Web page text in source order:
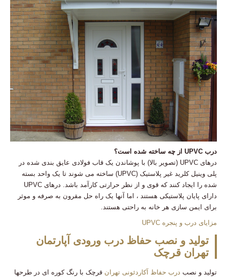
درب UPVC از چه ساخته شده است؟
درهای UPVC (تصویر بالا) با پوشاندن یک قاب فولادی عایق بندی شده در
پلی وینیل کلرید غیر پلاستیک (UPVC) ساخته می شوند تا یک واحد بسته
شده را ایجاد کنند که قوی و از نظر حرارتی کارآمد باشد. درهای UPVC
دارای پایان پلاستیکی هستند ، اما آنها یک راه حل مقرون به صرفه و موثر
برای ایمن سازی هر خانه به راحتی هستند.
مزایای درب و پنجره UPVC
تولید و نصب حفاظ درب ورودی آپارتمان
تهران قرچک
تولید و نصب درب حفاظ آکاردئونی تهران قرچک با رنگ کوره ای در طرحها